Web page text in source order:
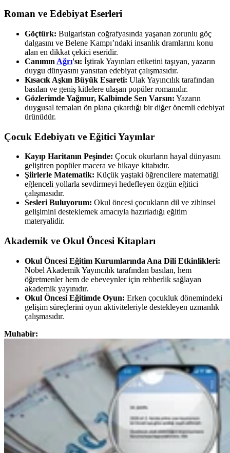
Roman ve Edebiyat Eserleri
Göçtürk: Bulgaristan coğrafyasında yaşanan zorunlu göç
dalgasını ve Belene Kampı’ndaki insanlık dramlarını konu
alan en dikkat çekici eseridir.
Canımın Ağrı'sı: İştirak Yayınları etiketini taşıyan, yazarın
duygu dünyasını yansıtan edebiyat çalışmasıdır.
Kısacık Aşkın Büyük Esareti: Ulak Yayıncılık tarafından
basılan ve geniş kitlelere ulaşan popüler romanıdır.
Gözlerimde Yağmur, Kalbimde Sen Varsın: Yazarın
duygusal temaları ön plana çıkardığı bir diğer önemli edebiyat
ürünüdür.
Çocuk Edebiyatı ve Eğitici Yayınlar
Kayıp Haritanın Peşinde: Çocuk okurların hayal dünyasını
geliştiren popüler macera ve hikaye kitabıdır.
Şiirlerle Matematik: Küçük yaştaki öğrencilere matematiği
eğlenceli yollarla sevdirmeyi hedefleyen özgün eğitici
çalışmasıdır.
Sesleri Buluyorum: Okul öncesi çocukların dil ve zihinsel
gelişimini desteklemek amacıyla hazırladığı eğitim
materyalidir.
Akademik ve Okul Öncesi Kitapları
Okul Öncesi Eğitim Kurumlarında Ana Dili Etkinlikleri:
Nobel Akademik Yayıncılık tarafından basılan, hem
öğretmenler hem de ebeveynler için rehberlik sağlayan
akademik yayınıdır.
Okul Öncesi Eğitimde Oyun: Erken çocukluk dönemindeki
gelişim süreçlerini oyun aktiviteleriyle destekleyen uzmanlık
çalışmasıdır.
Muhabir: